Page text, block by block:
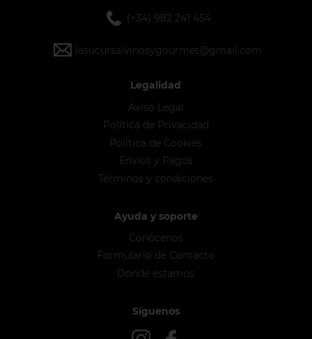
(+34) 982 241 454
lasucursalvinosygourmet@gmail.com
Legalidad
Aviso Legal
Política de Privacidad
Política de Cookies
Envíos y Pagos
Términos y condiciones
Ayuda y soporte
Conócenos
Formulario de Contacto
Dónde estamos
Síguenos